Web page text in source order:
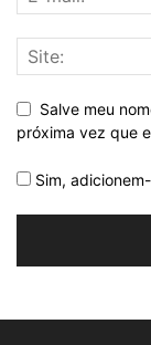
Salve meu
próxima vez que
Sim,